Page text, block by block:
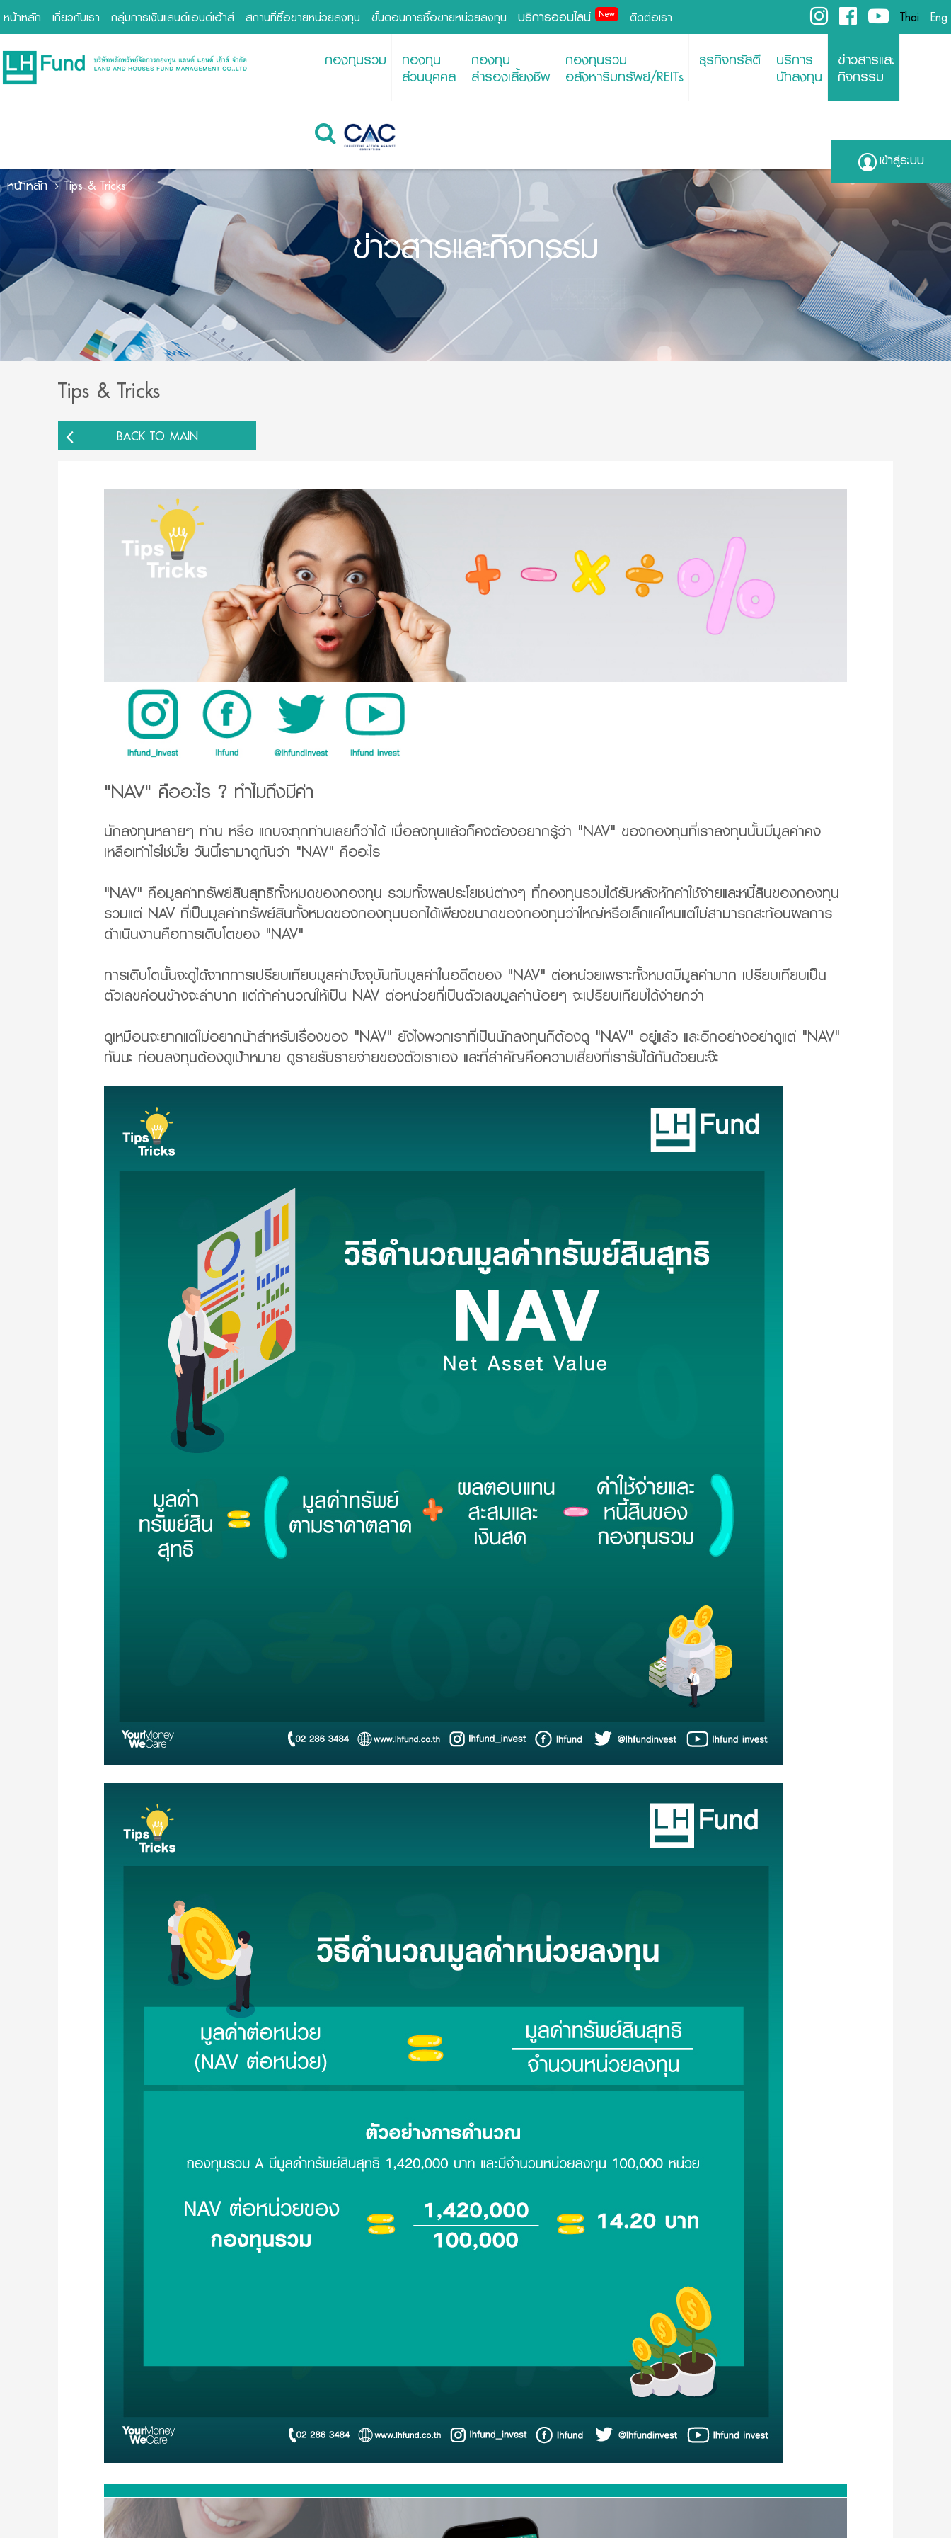
หน้าหลัก เกี่ยวกับเรา กลุ่มการเงินแลนด์แอนด์เฮ้าส์ สถานที่ซื้อขายหน่วยลงทุน ขั้นตอนการซื้อขายหน่วยลงทุน บริการออนไลน์ New ติดต่อเรา Thai Eng
กองทุนรวม กองทุน
ส่วนบุคคล
กองทุน
สำรองเลี้ยงชีพ
กองทุนรวม
อสังหาริมทรัพย์/REITs
ธุรกิจทรัสตี บริการ
นักลงทุน
ข่าวสารและ
กิจกรรม
เข้าสู่ระบบ
ข่าวสารและกิจกรรม
หน้าหลัก Tips & Tricks
Tips & Tricks
BACK TO MAIN
"NAV" คืออะไร ? ทำไมถึงมีค่า
นักลงทุนหลายๆ ท่าน หรือ แถบจะทุกท่านเลยก็ว่าได้ เมื่อลงทุนแล้วก็คงต้องอยากรู้ว่า "NAV" ของกองทุนที่เราลงทุนนั้นมีมูลค่าคง
เหลือเท่าไรใช่มั้ย วันนี้เรามาดูกันว่า "NAV" คืออะไร
"NAV" คือมูลค่าทรัพย์สินสุทธิทั้งหมดของกองทุน รวมทั้งผลประโยชน์ต่างๆ ที่กองทุนรวมได้รับหลังหักค่าใช้จ่ายและหนี้สินของกองทุน
รวมแต่ NAV ที่เป็นมูลค่าทรัพย์สินทั้งหมดของกองทุนบอกได้เพียงขนาดของกองทุนว่าใหญ่หรือเล็กแค่ไหนแต่ไม่สามารถสะท้อนผลการ
ดำเนินงานคือการเติบโตของ "NAV"
การเติบโตนั้นจะดูได้จากการเปรียบเทียบมูลค่าปัจจุบันกับมูลค่าในอดีตของ "NAV" ต่อหน่วยเพราะทั้งหมดมีมูลค่ามาก เปรียบเทียบเป็น
ตัวเลขค่อนข้างจะลำบาก แต่ถ้าคำนวณให้เป็น NAV ต่อหน่วยที่เป็นตัวเลขมูลค่าน้อยๆ จะเปรียบเทียบได้ง่ายกว่า
ดูเหมือนจะยากแต่ไม่อยากน้าสำหรับเรื่องของ "NAV" ยังไงพวกเราที่เป็นนักลงทุนก็ต้องดู "NAV" อยู่แล้ว และอีกอย่างอย่าดูแต่ "NAV"
กันนะ ก่อนลงทุนต้องดูเป้าหมาย ดูรายรับรายจ่ายของตัวเราเอง และที่สำคัญคือความเสี่ยงที่เรารับได้กันด้วยนะจ๊ะ